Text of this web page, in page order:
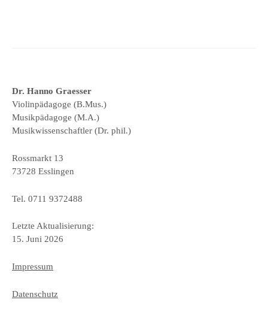
Dr. Hanno Graesser
Violinpädagoge (B.Mus.)
Musikpädagoge (M.A.)
Musikwissenschaftler (Dr. phil.)
Rossmarkt 13
73728 Esslingen
Tel. 0711 9372488
Letzte Aktualisierung:
15. Juni 2026
Impressum
Datenschutz